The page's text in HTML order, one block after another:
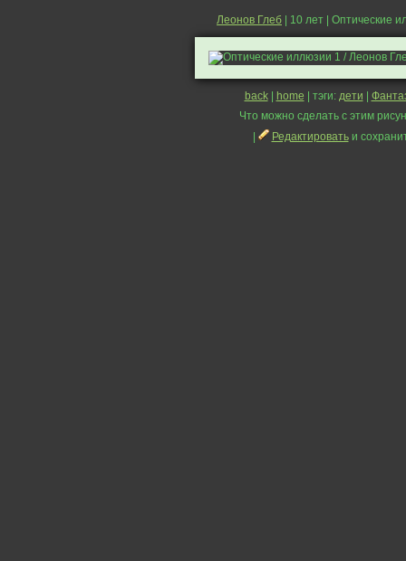
Леонов Глеб | 10 лет | Оптические
back| home | тэги: дети
Что можно сделать с этим
Редактироватьи